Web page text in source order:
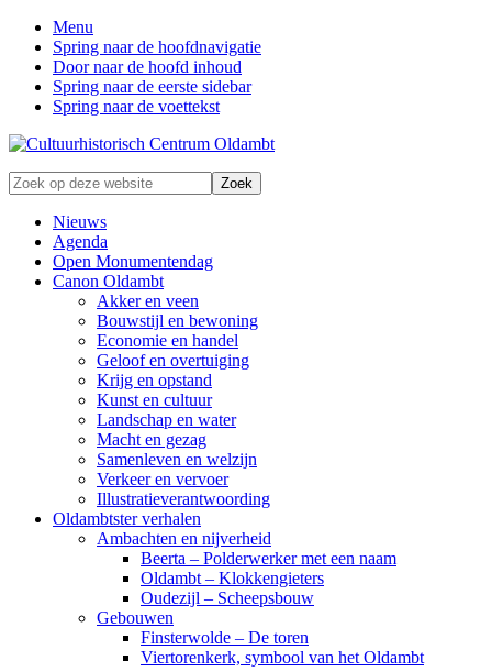
Menu
Spring naar de hoofdnavigatie
Door naar de hoofd inhoud
Spring naar de eerste sidebar
Spring naar de voettekst
Zonder
verleden
geen
toekomst
Zoek
op
deze
website
Nieuws
Agenda
Open Monumentendag
Canon Oldambt
Akker en veen
Bouwstijl en bewoning
Economie en handel
Geloof en overtuiging
Krijg en opstand
Kunst en cultuur
Landschap en water
Macht en gezag
Samenleven en welzijn
Verkeer en vervoer
Illustratieverantwoording
Oldambtster verhalen
Ambachten en nijverheid
Beerta – Polderwerker met een naam
Oldambt – Klokkengieters
Oudezijl – Scheepsbouw
Gebouwen
Finsterwolde – De toren
Viertorenkerk, symbool van het Oldambt